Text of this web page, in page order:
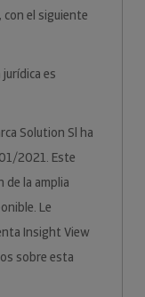
el siguiente
es
Solution Sl ha
2021. Este
de la amplia
Le
Insight View
sobre esta